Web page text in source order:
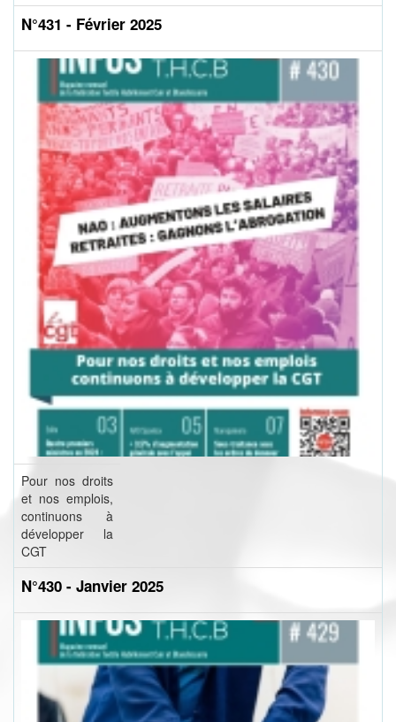
N°431 - Février 2025
Pour nos droits
et nos emplois,
continuons à
développer la
CGT
N°430 - Janvier 2025